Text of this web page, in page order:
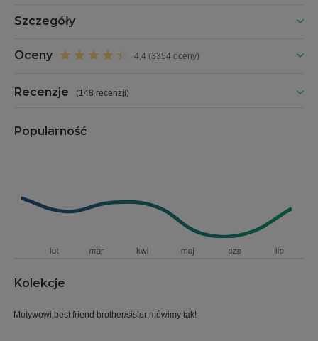
Szczegóły
Oceny 4,4 (3354 oceny)
Recenzje (148 recenzji)
Popularność
Kolekcje
Motywowi best friend brother/sister mówimy tak!